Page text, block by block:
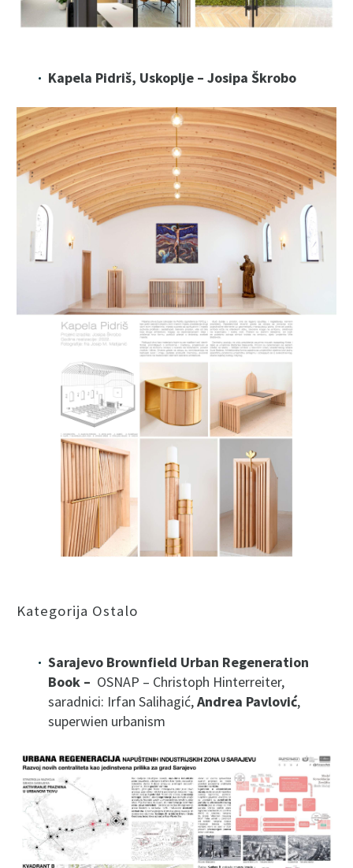
Kapela Pidriš, Uskoplje – Josipa Škrobo
Kategorija Ostalo
Sarajevo Brownfield Urban Regeneration
Book – OSNAP – Christoph Hinterreiter,
saradnici: Irfan Salihagić,Andrea Pavlović,
superwien urbanism